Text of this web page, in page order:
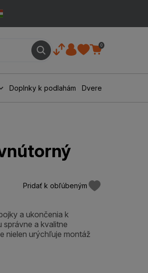
0
Doplnky k podlahám Dvere
Pridať k obľúbeným
a ukončenia k
a kvalitne
nielen urýchľuje montáž